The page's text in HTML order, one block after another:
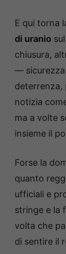
E qui torna
di uranio
chiusura,
— sicurezza
deterrenza,
notizia
ma a volte
insieme il
Forse la
quanto
ufficiali e
stringe e la
volta che
di sentire il